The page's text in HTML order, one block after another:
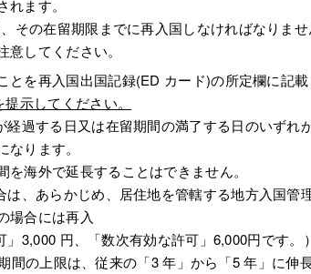
ます。
その在留期限までに再入国しなければなりませ
してください。
を再入国出国記録(ED カード)の所定欄に記載
示してください。
過する日又は在留期間の満了する日のいずれ
ります。
海外で延長することはできません。
、あらかじめ、居住地を管轄する地方入国管
場合には再入
3,000 円、「数次有効な許可」6,000円です。）
の上限は、従来の「3 年」から「5 年」に伸